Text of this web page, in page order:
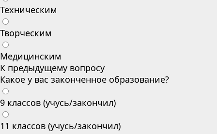
Техническим
Творческим
Медицинским
К предыдущему вопросу
Какое у вас законченное образование?
9 классов (учусь/закончил)
11 классов (учусь/закончил)